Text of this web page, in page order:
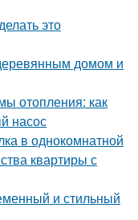
это
домом и
отопления: как
насос
в однокомнатной
квартиры с
и стильный